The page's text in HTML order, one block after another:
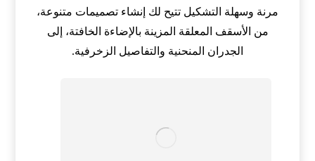
مرنة وسهلة التشكيل تتيح لك إنشاء تصميمات متنوعة،
من الأسقف المعلقة المزينة بالإضاءة الخافتة، إلى
الجدران المنحنية والتفاصيل الزخرفية.